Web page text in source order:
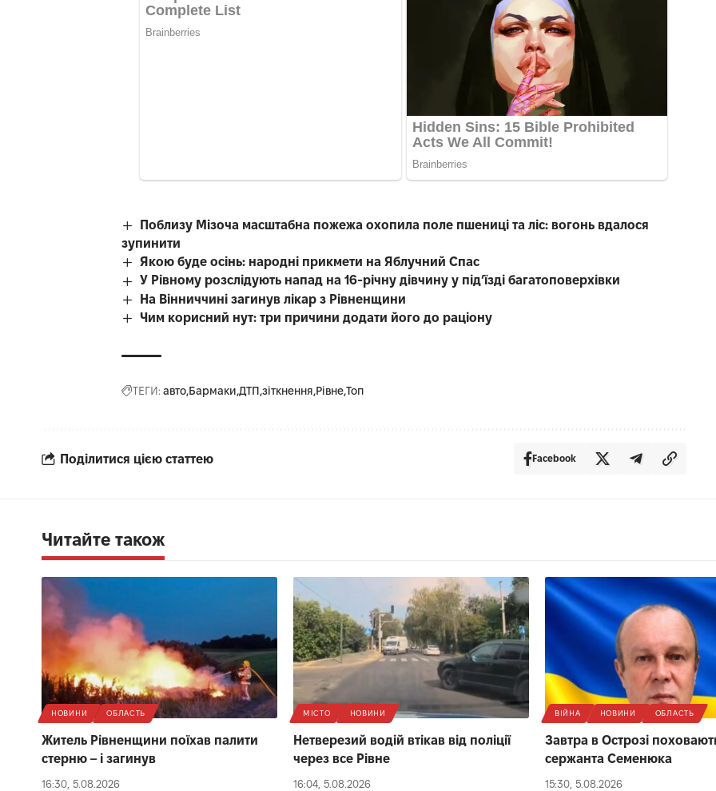
Поблизу Мізоча масштабна пожежа охопила поле пшениці та ліс: вогонь вдалося
зупинити
Якою буде осінь: народні прикмети на Яблучний Спас
У Рівному розслідують напад на 16-річну дівчину у під’їзді багатоповерхівки
На Вінниччині загинув лікар з Рівненщини
Чим корисний нут: три причини додати його до раціону
ТЕГИ: авто Бармаки ДТП зіткнення РівнеТоп
Поділитися цією статтею Facebook
Читайте також
НОВИНИ ОБЛАСТЬ
Житель Рівненщини поїхав палити
стерню – і загинув
16:30, 5.08.2026
МІСТО НОВИНИ
Нетверезий водій втікав від поліції
через все Рівне
16:04, 5.08.2026
ВІЙНА НОВИНИ ОБЛАСТЬ
Завтра в Острозі
сержанта Семенюка
15:30, 5.08.2026